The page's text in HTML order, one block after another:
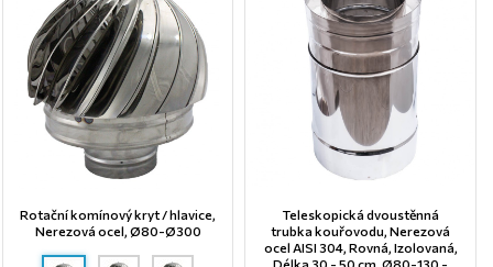
Rotační komínový kryt / hlavice,
Nerezová ocel, Ø80-Ø300
Teleskopická dvoustěnná
trubka kouřovodu, Nerezová
ocel AISI 304, Rovná, Izolovaná,
Délka 30 - 50 cm, Ø80-130 -